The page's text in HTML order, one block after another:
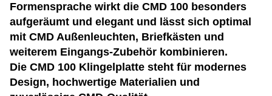
Formensprache wirkt die CMD 100 besonders
aufgeräumt und elegant und lässt sich optimal
mit CMD Außenleuchten, Briefkästen und
weiterem Eingangs-Zubehör kombinieren.
Die CMD 100 Klingelplatte steht für modernes
Design, hochwertige Materialien und